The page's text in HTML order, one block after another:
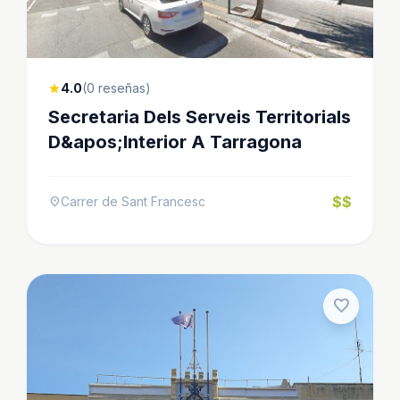
star4.0(0 reseñas)
Secretaria Dels Serveis Territorials
D&apos;Interior A Tarragona
location_onCarrer de Sant Francesc $$
favorite